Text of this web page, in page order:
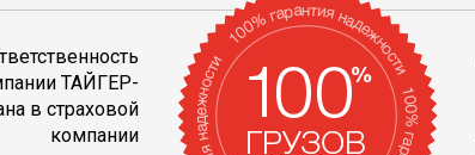
ТАЙГЕР-
в страховой
компании